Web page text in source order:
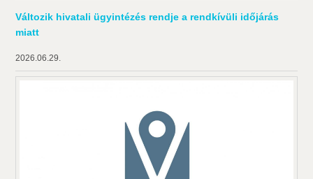
Változik hivatali ügyintézés rendje a rendkívüli időjárás
miatt
2026.06.29.